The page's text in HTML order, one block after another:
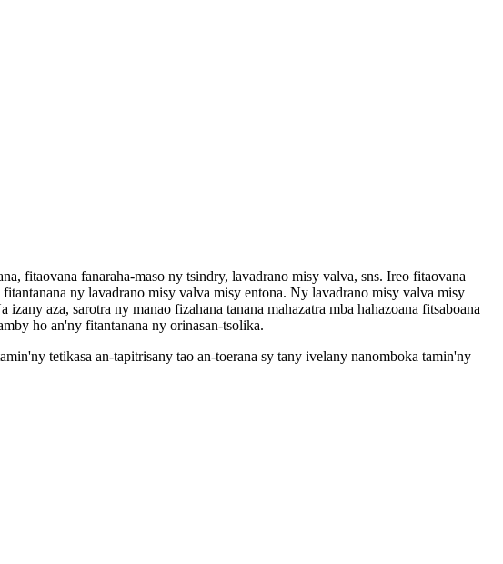
fitaovana fanaraha-maso ny tsindry, lavadrano misy valva, sns. Ireo fitaovana
ny lavadrano misy valva misy entona. Ny lavadrano misy valva misy
aza, sarotra ny manao fizahana tanana mahazatra mba hahazoana fitsaboana
ho an'ny fitantanana ny orinasan-tsolika.
tetikasa an-tapitrisany tao an-toerana sy tany ivelany nanomboka tamin'ny